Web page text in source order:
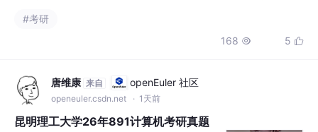
弦级数，然后是延拓。然后是408，今天学了数据的表示，了解了
位拓展，还有补码的减法，补码转原码，还有移位，了解了算数右
和页式存储，连续分为单一
#考研
168  5 
唐维康 来自 openEuler 社区
openeuler.csdn.net · 1天前
昆明理工大学26年891计算机考研真题